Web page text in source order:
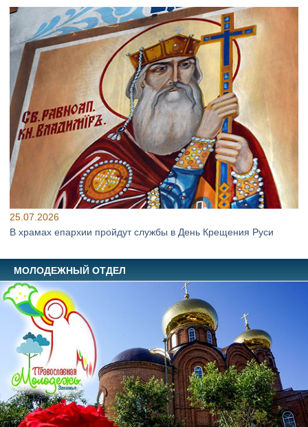
25.07.2026
В храмах епархии пройдут службы в День Крещения Руси
МОЛОДЕЖНЫЙ ОТДЕЛ